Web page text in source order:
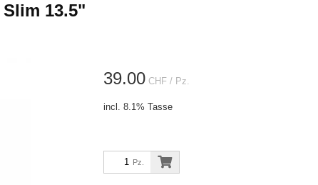
13.5"
39.00 CHF / Pz.
incl. 8.1% Tasse
Pz.